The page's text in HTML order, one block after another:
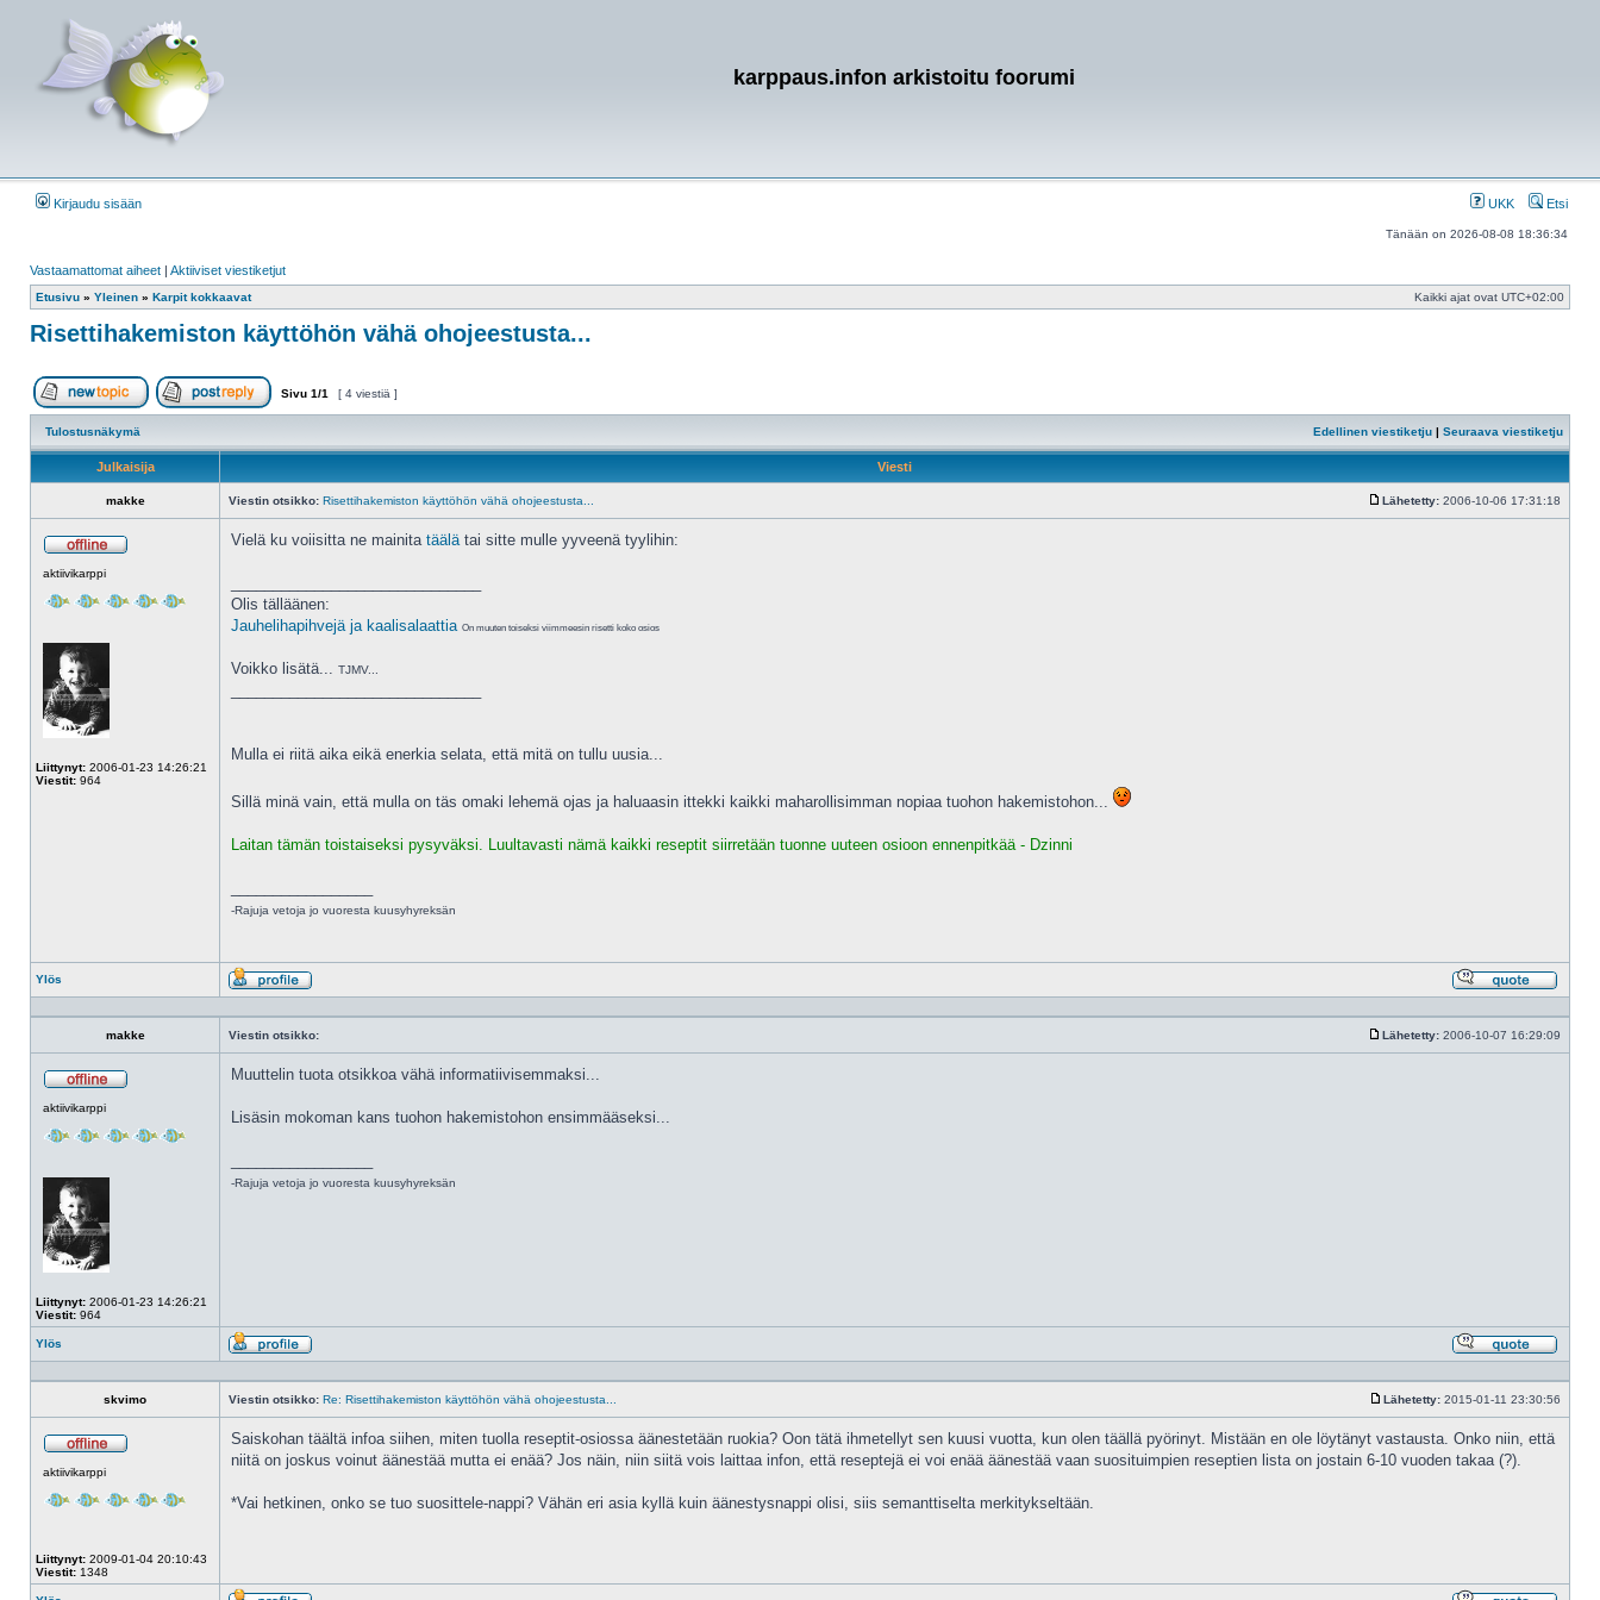
karppaus.infon arkistoitu foorumi
Kirjaudu sisään UKK Etsi
Tänään on 2026-08-08 18:36:34
Vastaamattomat aiheet | Aktiiviset viestiketjut
Etusivu » Yleinen » Karpit kokkaavat Kaikki ajat ovat UTC+02:00
Risettihakemiston käyttöhön vähä ohojeestusta...
Aloita uusi ketju Vastaa viestiin
Sivu 1/1 [ 4 viestiä ]
Tulostusnäkymä Edellinen viestiketju | Seuraava viestiketju
Julkaisija Viesti
makke Viestin otsikko: Risettihakemiston käyttöhön vähä ohojeestusta...
Lähetetty: 2006-10-06 17:31:18
aktiivikarppi
Liittynyt: 2006-01-23 14:26:21
Viestit: 964
Vielä ku voiisitta ne mainita täälätai sitte mulle yyveenä tyylihin:
Olis tälläänen:
Jauhelihapihvejä ja kaalisalaattia On muuten toiseksi viimmeesin risetti koko osios
Voikko lisätä... TJMV...
Mulla ei riitä aika eikä enerkia selata, että mitä on tullu uusia...
Sillä minä vain, että mulla on täs omaki lehemä ojas ja haluaasin ittekki kaikki maharollisimman nopiaa tuohon hakemistohon...
Laitan tämän toistaiseksi pysyväksi. Luultavasti nämä kaikki reseptit siirretään tuonne uuteen osioon ennenpitkää - Dzinni
-Rajuja vetoja jo vuoresta kuusyhyreksän
Ylös
Profiili
Vastaa
makke
Viestin otsikko:
Lähetetty: 2006-10-07 16:29:09
aktiivikarppi
Liittynyt: 2006-01-23 14:26:21
Viestit: 964
Muuttelin tuota otsikkoa vähä informatiivisemmaksi...
Lisäsin mokoman kans tuohon hakemistohon ensimmääseksi...
-Rajuja vetoja jo vuoresta kuusyhyreksän
Ylös
Profiili
Vastaa
skvimo
Viestin otsikko: Re: Risettihakemiston käyttöhön vähä ohojeestusta...
Lähetetty: 2015-01-11 23:30:56
aktiivikarppi
Liittynyt: 2009-01-04 20:10:43
Viestit: 1348
Saiskohan täältä infoa siihen, miten tuolla reseptit-osiossa äänestetään ruokia? Oon tätä ihmetellyt sen kuusi vuotta, kun olen täällä pyörinyt. Mistään en ole löytänyt vastausta. Onko niin, että
niitä on joskus voinut äänestää mutta ei enää? Jos näin, niin siitä vois laittaa infon, että reseptejä ei voi enää äänestää vaan suosituimpien reseptien lista on jostain 6-10 vuoden takaa (?).
*Vai hetkinen, onko se tuo suosittele-nappi? Vähän eri asia kyllä kuin äänestysnappi olisi, siis semanttiselta merkitykseltään.